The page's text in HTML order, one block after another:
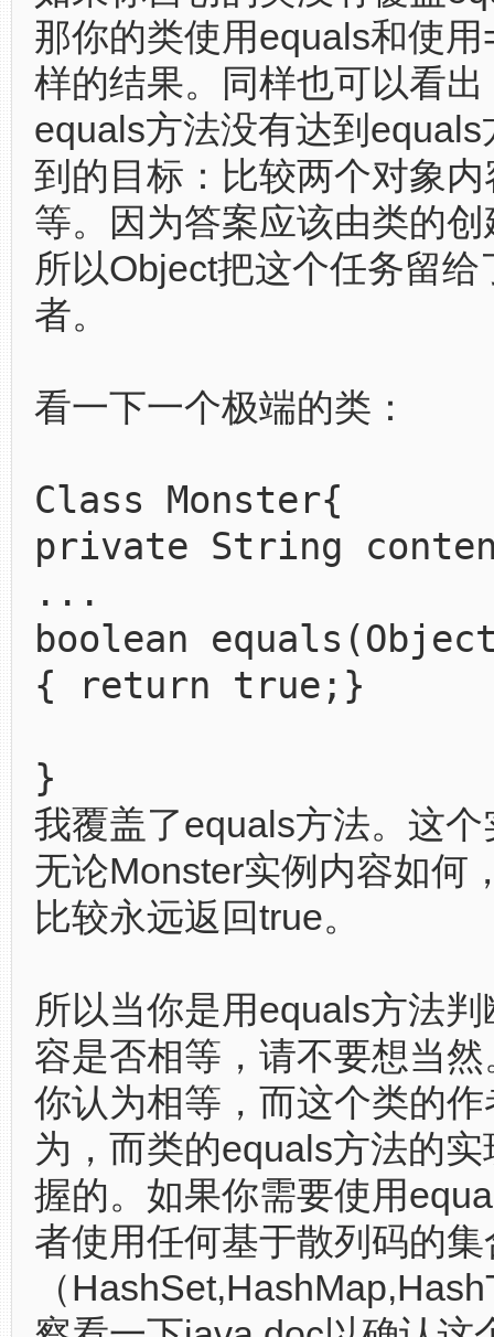
那你的类使用equals和使
样的结果。同样也可以看
equals方法没有达到equals
到的目标：比较两个对象
等。因为答案应该由类的
所以Object把这个任务留给
者。
看一下一个极端的类：
Class Monster{
private String
...
boolean
{ return true;}
}
我覆盖了equals方法。这
无论Monster实例内容如何
比较永远返回true。
所以当你是用equals方法
容是否相等，请不要想当
你认为相等，而这个类的
为，而类的equals方法的
握的。如果你需要使用
者使用任何基于散列码的集
（